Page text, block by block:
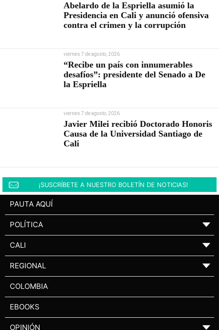
Abelardo de la Espriella asumió la
Presidencia en Cali y anunció ofensiva
contra el crimen y la corrupción
viernes 7 de agosto, 2026
“Recibe un país con innumerables
desafíos”: presidente del Senado a De
la Espriella
viernes 7 de agosto, 2026
Javier Milei recibió Doctorado Honoris
Causa de la Universidad Santiago de
Cali
¡SUSCRÍBETE A NUESTRO BOLETÍN DE NOTICIAS!
PAUTA AQUÍ
POLÍTICA ▼
CALI ▼
REGIONAL ▼
COLOMBIA
EBOOKS
OPINIÓN ▼